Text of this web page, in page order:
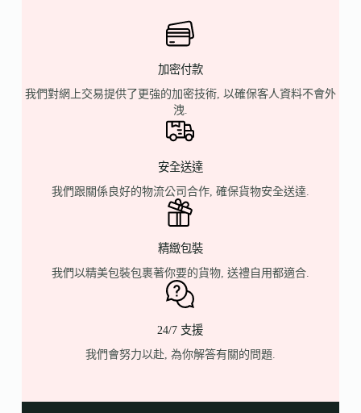
加密付款
我們對網上交易提供了更強的加密技術, 以確保客人資料不會外
洩.
安全送達
我們跟關係良好的物流公司合作, 確保貨物安全送達.
精緻包裝
我們以精美包裝包裹著你要的貨物, 送禮自用都適合.
24/7 支援
我們會努力以赴, 為你解答有關的問題.